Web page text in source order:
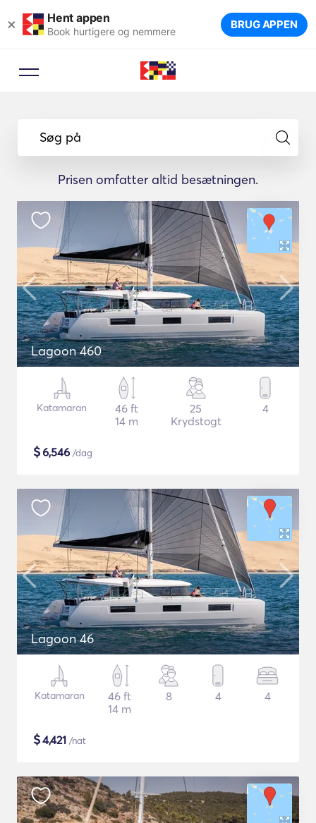
× Hent appen
Book hurtigere og nemmere BRUG APPEN
Søg på
Prisen omfatter altid besætningen.
Lagoon 460
Katamaran
46 ft
14 m
25
Krydstogt
4
$6,546 /dag
Lagoon 46
Katamaran
46 ft
14 m
8 4 4
$4,421 /nat